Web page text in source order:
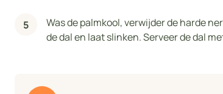
Was de palmkool, verwijder de harde
de dal en laat slinken. Serveer de dal